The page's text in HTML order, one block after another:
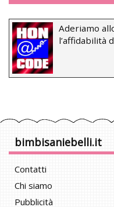
Aderiamo
l’affidabilità
bimbisaniebelli.it
Contatti
Chi siamo
Pubblicità